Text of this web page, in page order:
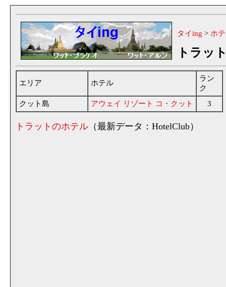
タイing > ホ
トラッ
エリア ホテル
ラン
ク
クット島
アウェイ リゾート コ・クット 3
トラットのホテル （最新データ：HotelClub）